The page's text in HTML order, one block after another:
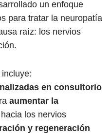
un enfoque
para tratar la neuropatía
raíz: los nervios
en consultorio
aumentar la
hacia los nervios
y regeneración